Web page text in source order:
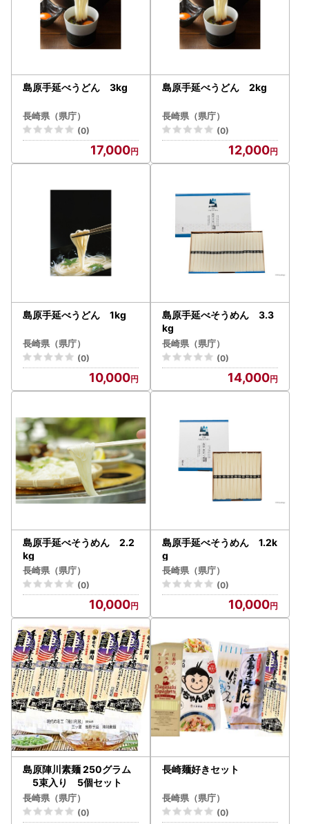
島原手延べうどん 3kg
長崎県（県庁）
(0)
17,000
島原手延べうどん 2kg
長崎県（県庁）
(0)
12,000
島原手延べうどん 1kg
長崎県（県庁）
(0)
10,000
島原手延べそうめん 3.3
kg
長崎県（県庁）
(0)
14,000
島原手延べそうめん 2.2
kg
長崎県（県庁）
(0)
10,000
島原手延べそうめん 1.2k
g
長崎県（県庁）
(0)
10,000
島原陣川素麺 250グラム
5束入り 5個セット
長崎県（県庁）
(0)
長崎麺好きセット
長崎県（県庁）
(0)